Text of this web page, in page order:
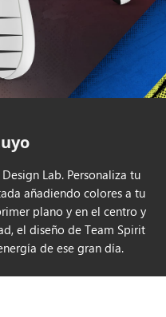
Lab. Personaliza tu
añadiendo colores a tu
plano y en el centro y
el diseño de Team Spirit
de ese gran día.